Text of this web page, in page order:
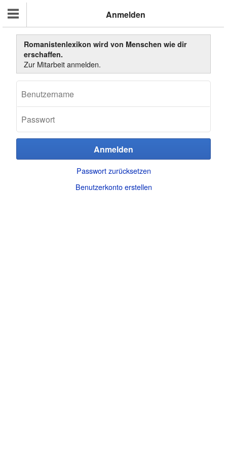
Anmelden
Romanistenlexikon wird von Menschen wie dir
erschaffen.
Zur Mitarbeit anmelden.
Passwort zurücksetzen
Benutzerkonto erstellen